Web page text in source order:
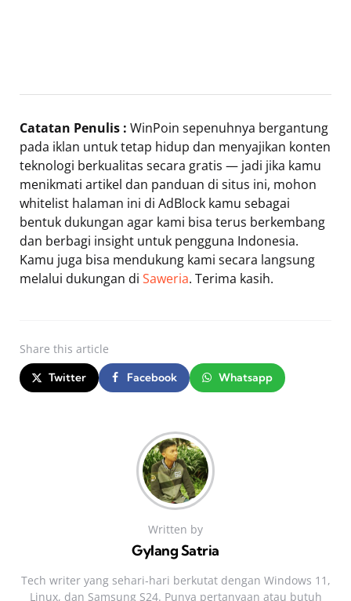
Catatan Penulis : WinPoin sepenuhnya bergantung
pada iklan untuk tetap hidup dan menyajikan konten
teknologi berkualitas secara gratis — jadi jika kamu
menikmati artikel dan panduan di situs ini, mohon
whitelist halaman ini di AdBlock kamu sebagai
bentuk dukungan agar kami bisa terus berkembang
dan berbagi insight untuk pengguna Indonesia.
Kamu juga bisa mendukung kami secara langsung
melalui dukungan di Saweria. Terima kasih.
Share this article
Twitter Facebook Whatsapp
Written by
Gylang Satria
Tech writer yang sehari‑hari berkutat dengan Windows 11,
Linux, dan Samsung S24. Punya pertanyaan atau butuh